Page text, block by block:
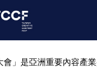
會」是亞洲重要內容